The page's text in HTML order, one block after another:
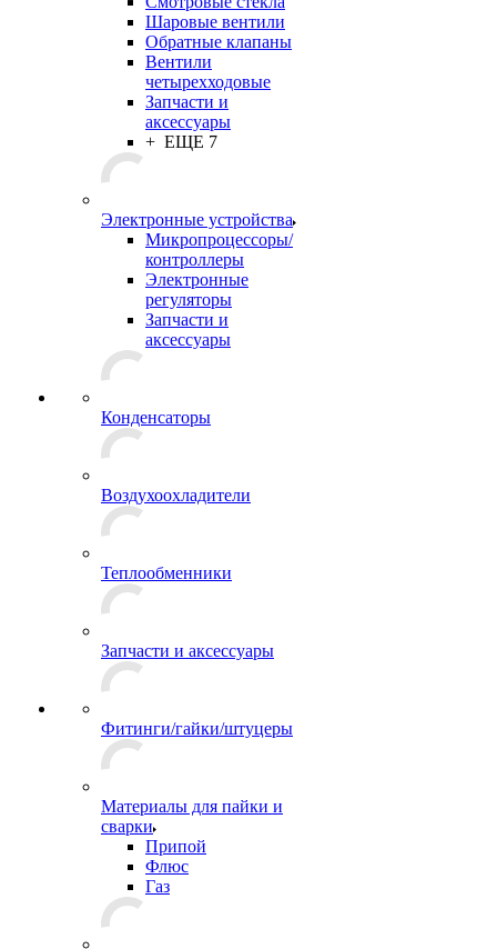
Шаровые вентили
Обратные клапаны
Вентили
четырехходовые
Запчасти и
аксессуары
+ ЕЩЕ 7
Электронные устройства
Микропроцессоры/
контроллеры
Электронные
регуляторы
Запчасти и
аксессуары
Конденсаторы
Воздухоохладители
Теплообменники
Запчасти и аксессуары
Фитинги/гайки/штуцеры
Материалы для пайки и
сварки
Припой
Флюс
Газ